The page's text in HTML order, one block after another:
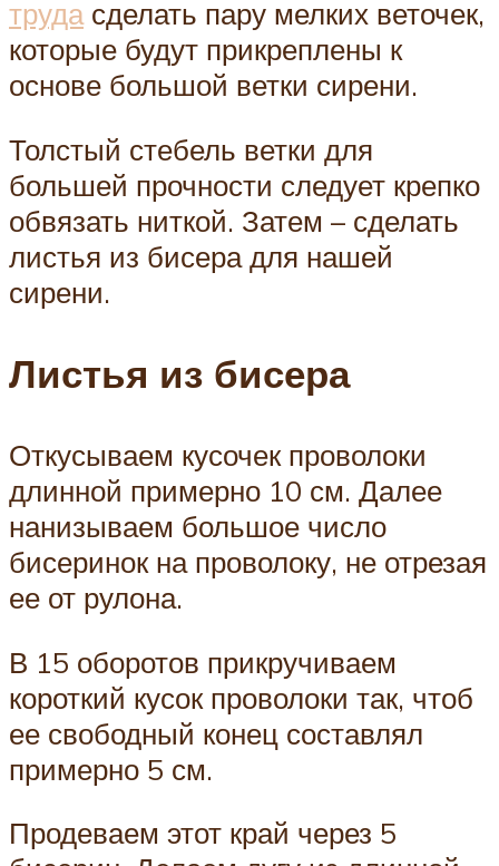
трудасделать пару мелких веточек,
которые будут прикреплены к
основе большой ветки сирени.
Толстый стебель ветки для
большей прочности следует крепко
обвязать ниткой. Затем – сделать
листья из бисера для нашей
сирени.
Листья из бисера
Откусываем кусочек проволоки
длинной примерно 10 см. Далее
нанизываем большое число
бисеринок на проволоку, не отрезая
ее от рулона.
В 15 оборотов прикручиваем
короткий кусок проволоки так, чтоб
ее свободный конец составлял
примерно 5 см.
Продеваем этот край через 5